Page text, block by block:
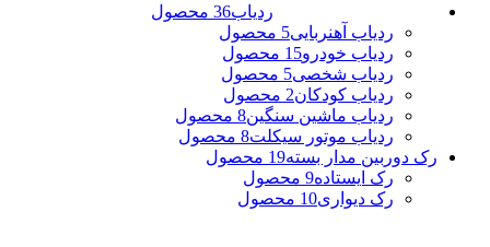
ردیاب36 محصول
ردیاب آهنربایی5 محصول
ردیاب خودرو15 محصول
ردیاب شخصی5 محصول
ردیاب کودکان2 محصول
ردیاب ماشین سنگین8 محصول
ردیاب موتور سیکلت8 محصول
رک دوربین مدار بسته19 محصول
رک ایستاده9 محصول
رک دیواری10 محصول